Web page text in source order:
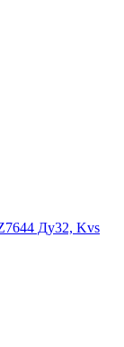
Ду32, Kvs